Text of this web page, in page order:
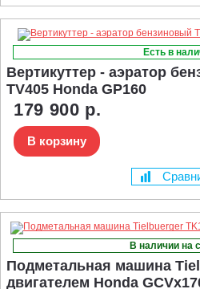
Есть в
Вертикуттер - аэратор
TV405 Honda GP160
179 900 р.
В корзину
В наличии на
Подметальная машина
двигателем Honda